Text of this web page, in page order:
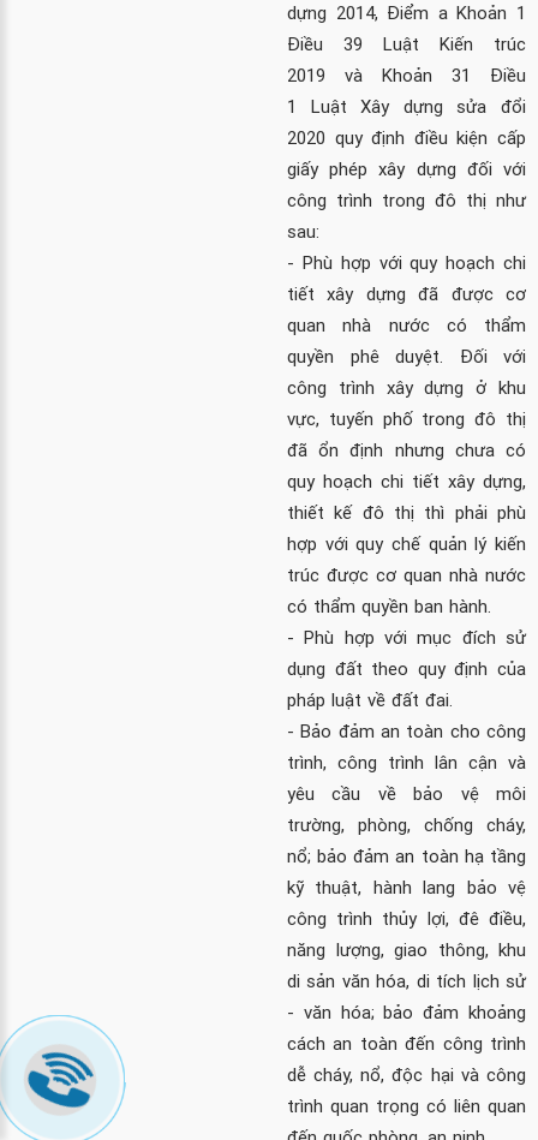
dựng 2014, Điểm a Khoản 1
Điều 39 Luật Kiến trúc
2019 và Khoản 31 Điều
1 Luật Xây dựng sửa đổi
2020 quy định điều kiện cấp
giấy phép xây dựng đối với
công trình trong đô thị như
sau:
- Phù hợp với quy hoạch chi
tiết xây dựng đã được cơ
quan nhà nước có thẩm
quyền phê duyệt. Đối với
công trình xây dựng ở khu
vực, tuyến phố trong đô thị
đã ổn định nhưng chưa có
quy hoạch chi tiết xây dựng,
thiết kế đô thị thì phải phù
hợp với quy chế quản lý kiến
trúc được cơ quan nhà nước
có thẩm quyền ban hành.
- Phù hợp với mục đích sử
dụng đất theo quy định của
pháp luật về đất đai.
- Bảo đảm an toàn cho công
trình, công trình lân cận và
yêu cầu về bảo vệ môi
trường, phòng, chống cháy,
nổ; bảo đảm an toàn hạ tầng
kỹ thuật, hành lang bảo vệ
công trình thủy lợi, đê điều,
năng lượng, giao thông, khu
di sản văn hóa, di tích lịch sử
- văn hóa; bảo đảm khoảng
cách an toàn đến công trình
dễ cháy, nổ, độc hại và công
trình quan trọng có liên quan